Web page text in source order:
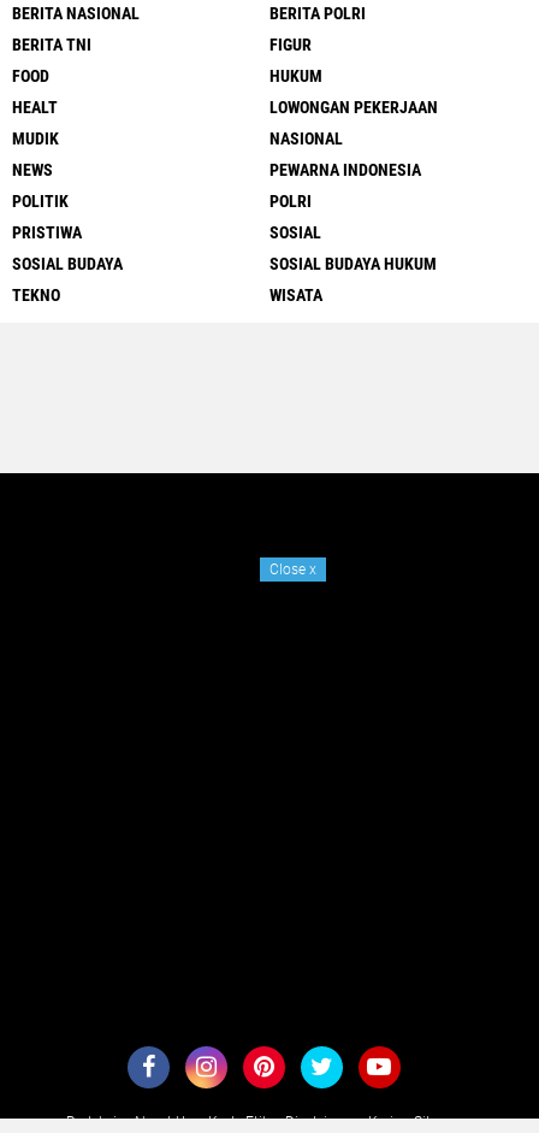
BERITA NASIONAL
BERITA POLRI
BERITA TNI
FIGUR
FOOD
HUKUM
HEALT
LOWONGAN PEKERJAAN
MUDIK
NASIONAL
NEWS
PEWARNA INDONESIA
POLITIK
POLRI
PRISTIWA
SOSIAL
SOSIAL BUDAYA
SOSIAL BUDAYA HUKUM
TEKNO
WISATA
Redaksi About Us Kode Etik Disclaimer Karir Sitemaps
Close x